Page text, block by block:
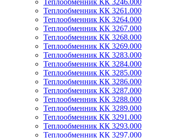
Теплообменник КК 3261.000
Теплообменник КК 3264.000
Теплообменник КК 3267.000
Теплообменник КК 3268.000
Теплообменник КК 3269.000
Теплообменник КК 3283.000
Теплообменник КК 3284.000
Теплообменник КК 3285.000
Теплообменник КК 3286.000
Теплообменник КК 3287.000
Теплообменник КК 3288.000
Теплообменник КК 3289.000
Теплообменник КК 3291.000
Теплообменник КК 3293.000
Теплообменник КК 3297.000